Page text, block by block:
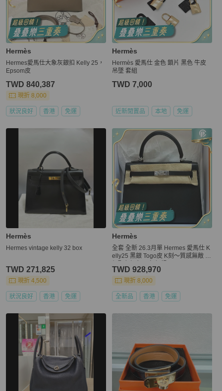
Hermès
Hermes愛馬仕大象灰銀扣 Kelly 25，
Epsom皮
TWD 840,387
現折 8,000
狀況良好 香港 免運
Hermès
Hermès 愛馬仕 金色 鎖片 黑色 牛皮
吊墜 套組
TWD 7,000
近新閒置品 本地 免運
Hermès
Hermes vintage kelly 32 box
TWD 271,825
現折 4,500
狀況良好 香港 免運
Hermès
全套 全新 26.3月單 Hermes 愛馬仕 K
elly25 黑銀 Togo皮 K刻～質感無敵 黑
TWD 928,970
現折 8,000
全新品 香港 免運